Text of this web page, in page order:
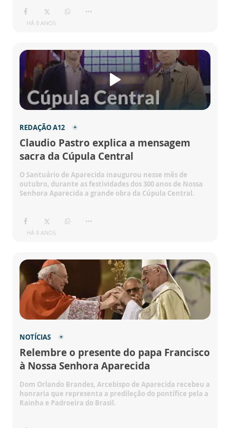
HÁ 8 ANOS
REDAÇÃO A12
Claudio Pastro explica a mensagem
sacra da Cúpula Central
O Santuário de Aparecida inaugurou nesse mês de
outubro, durante as festividades dos 300 anos de Nossa
Senhora Aparecida a grande obra da Cúpula Central.
HÁ 8 ANOS
NOTÍCIAS
Relembre o presente do papa Francisco
à Nossa Senhora Aparecida
Dom Orlando Brandes, Arcebispo de Aparecida recebeu a
honraria que representa a predileção do pontífice pela a
Rainha e Padroeira do Brasil.